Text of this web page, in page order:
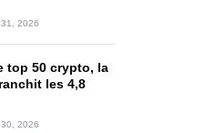
2026
top 50 crypto, la
les 4,8
2026